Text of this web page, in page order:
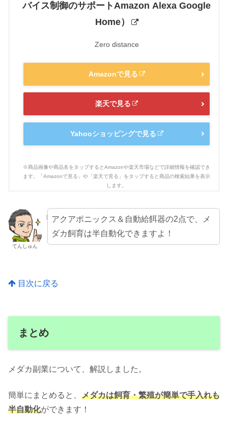
バイス制御のサポートAmazon Alexa Google
Home）
Zero distance
Amazonで見る
楽天で見る
Yahooショッピングで見る
てんしゅん
アクアポニックス＆自動給餌器の2点で、メ
ダカ飼育は半自動化できますよ！
目次に戻る
まとめ
メダカ副業について、解説しました。
簡単にまとめると、 メダカは飼育・繁殖が簡単で手入れも
半自動化ができます！